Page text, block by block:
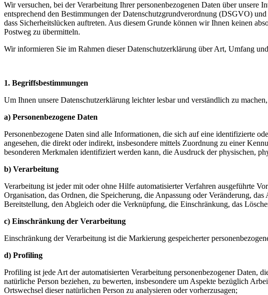
Wir versuchen, bei der Verarbeitung Ihrer personenbezogenen Daten über
entsprechend den Bestimmungen der Datenschutzgrundverordnung (DSGVO)
dass Sicherheitslücken auftreten. Aus diesem Grunde können wir Ihnen keinen
Postweg zu übermitteln.
Wir informieren Sie im Rahmen dieser Datenschutzerklärung über Art, Umfang
1. Begriffsbestimmungen
Um Ihnen unsere Datenschutzerklärung leichter lesbar und verständlich zu
a) Personenbezogene Daten
Personenbezogene Daten sind alle Informationen, die sich auf eine identifizierte
angesehen, die direkt oder indirekt, insbesondere mittels Zuordnung zu einer
besonderen Merkmalen identifiziert werden kann, die Ausdruck der physischen,
b) Verarbeitung
Verarbeitung ist jeder mit oder ohne Hilfe automatisierter Verfahren ausgeführte
Organisation, das Ordnen, die Speicherung, die Anpassung oder Veränderung,
Bereitstellung, den Abgleich oder die Verknüpfung, die Einschränkung, das
c) Einschränkung der Verarbeitung
Einschränkung der Verarbeitung ist die Markierung gespeicherter
d) Profiling
Profiling ist jede Art der automatisierten Verarbeitung personenbezogener Daten,
natürliche Person beziehen, zu bewerten, insbesondere um Aspekte bezüglich
Ortswechsel dieser natürlichen Person zu analysieren oder vorherzusagen;